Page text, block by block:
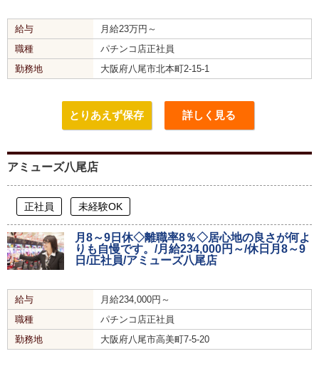
給与
月給23万円～
職種
パチンコ店正社員
勤務地
大阪府八尾市北本町2-15-1
とりあえず保存 詳しく見る
アミューズ八尾店
正社員 未経験OK
月8～9日休◇離職率8％◇居心地の良さが何よ
りも自慢です。/月給234,000円～/休日月8～9
日/正社員/アミューズ八尾店
給与
月給234,000円～
職種
パチンコ店正社員
勤務地
大阪府八尾市高美町7-5-20